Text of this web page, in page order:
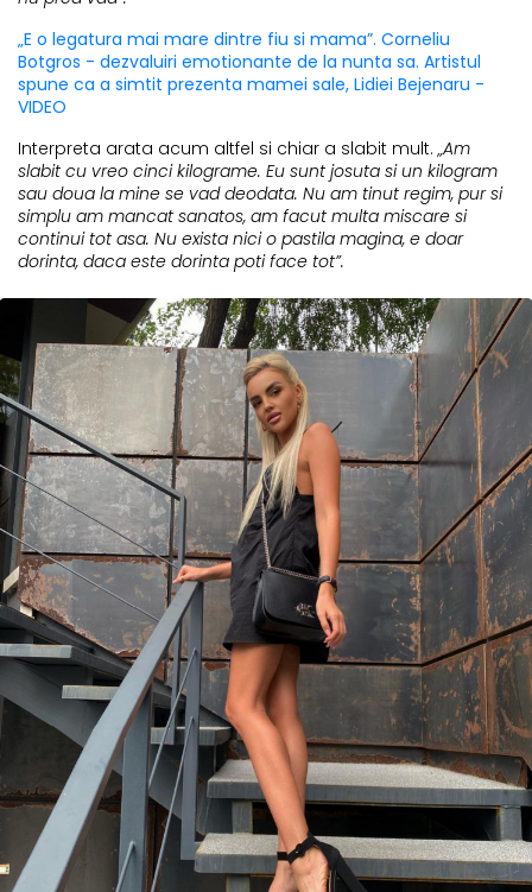
„E o legatura mai mare dintre fiu si mama”. Corneliu
Botgros - dezvaluiri emotionante de la nunta sa. Artistul
spune ca a simtit prezenta mamei sale, Lidiei Bejenaru -
VIDEO
Interpreta arata acum altfel si chiar a slabit mult. „Am
slabit cu vreo cinci kilograme. Eu sunt josuta si un kilogram
sau doua la mine se vad deodata. Nu am tinut regim, pur si
simplu am mancat sanatos, am facut multa miscare si
continui tot asa. Nu exista nici o pastila magina, e doar
dorinta, daca este dorinta poti face tot”.